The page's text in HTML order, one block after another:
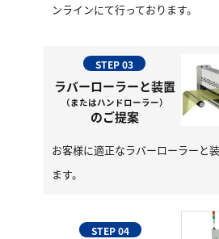
ンラインにて行っております。
STEP 03
ラバーローラーと装置
（またはハンドローラー）
のご提案
お客様に適正なラバーローラーと
ます。
STEP 04